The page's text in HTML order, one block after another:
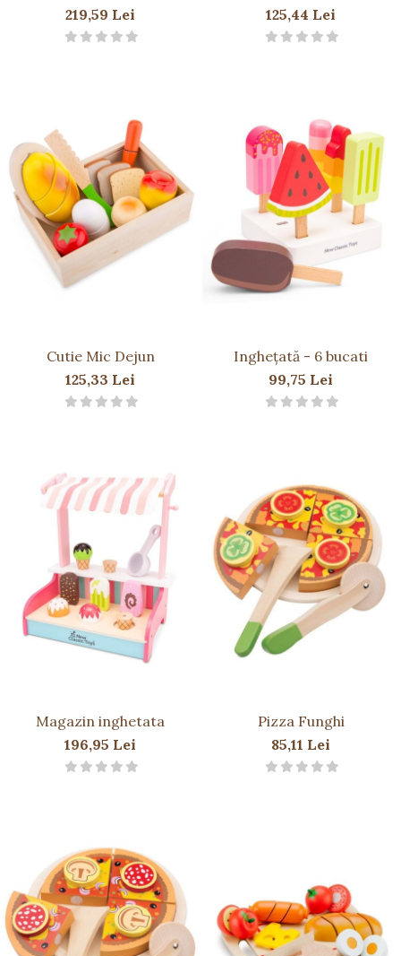
219,59 Lei 125,44 Lei
Cutie Mic Dejun
125,33 Lei
Inghețată - 6 bucati
99,75 Lei
Magazin inghetata
196,95 Lei
Pizza Funghi
85,11 Lei